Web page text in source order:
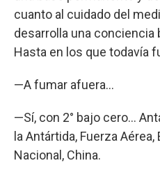
cuanto al cuidado del
desarrolla una
Hasta en los que todavía
—A fumar afuera…
—Sí, con 2° bajo cero...
la Antártida, Fuerza
Nacional, China.